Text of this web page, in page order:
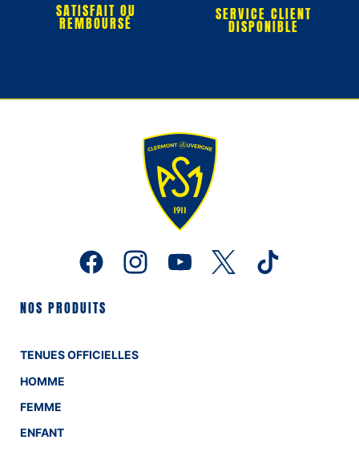
SATISFAIT OU
REMBOURSÉ SERVICE CLIENT
DISPONIBLE
NOS PRODUITS
TENUES OFFICIELLES
HOMME
FEMME
ENFANT